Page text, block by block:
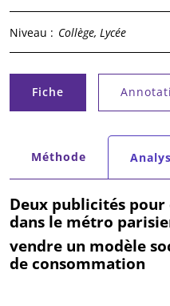
Niveau : Collège, Lycée
Onglets principaux
Fiche
(onglet actif)
Onglets
Méthode
Deux publicités
dans le métro
vendre un modèle
de consommation